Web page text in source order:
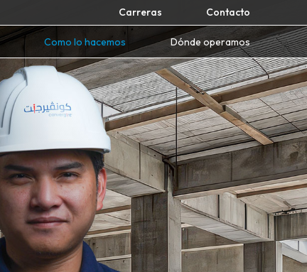
Carreras Contacto
Como lo hacemos Dónde operamos